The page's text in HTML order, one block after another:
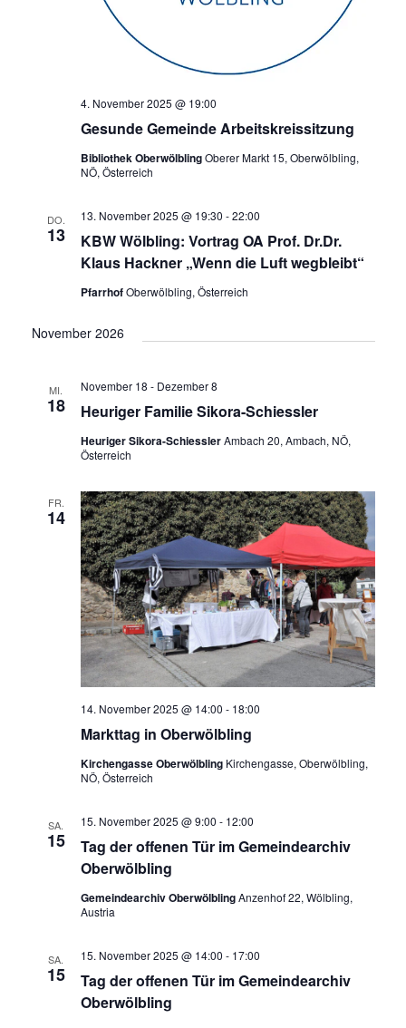
Gesunde Gemeinde Arbeitskreissitzung
4. November 2025 @ 19:00
Bibliothek OberwölblingOberer Markt 15, Oberwölbling,
NÖ, Österreich
DO.
13
KBW Wölbling: Vortrag OA Prof. Dr.Dr.
Klaus Hackner „Wenn die Luft wegbleibt“
13. November 2025 @ 19:30 -22:00
PfarrhofOberwölbling, Österreich
November 2026
MI.
18 Heuriger Familie Sikora-Schiessler
November 18 - Dezember 8
Heuriger Sikora-SchiesslerAmbach 20, Ambach, NÖ,
Österreich
FR.
14
Markttag in Oberwölbling
14. November 2025 @ 14:00 - 18:00
Kirchengasse Oberwölbling Kirchengasse, Oberwölbling,
NÖ, Österreich
SA.
15
Tag der offenen Tür im Gemeindearchiv
Oberwölbling
15. November 2025 @ 9:00 - 12:00
Gemeindearchiv OberwölblingAnzenhof 22, Wölbling,
Austria
SA.
15
Tag der offenen Tür im Gemeindearchiv
Oberwölbling
15. November 2025 @ 14:00 - 17:00